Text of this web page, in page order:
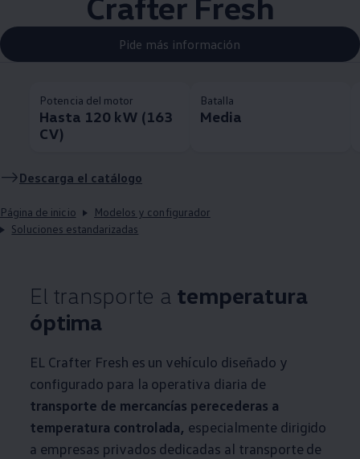
Pide más información
Potencia del motor
Hasta 120 kW (163
CV)
Batalla
Media
Descarga el catálogo
Página de inicio
Modelos y configurador
Soluciones estandarizadas
El transporte a temperatura
óptima
EL Crafter Fresh es un vehículo diseñado y
configurado para la operativa diaria de
transporte de mercancías perecederas a
temperatura controlada, especialmente dirigido
a empresas privados dedicadas al transporte de